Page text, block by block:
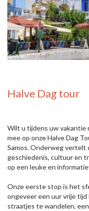
Halve Dag tour
Wilt u tijdens uw vakantie
mee op onze Halve Dag
Samos. Onderweg vertelt
geschiedenis, cultuur en
op een leuke en
Onze eerste stop is het
ongeveer een uur vrije
straatjes te wandelen,